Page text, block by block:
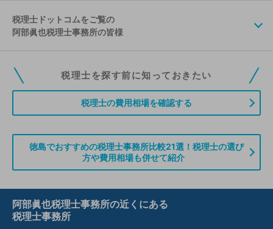
税理士ドットコムをご覧の
阿部眞也税理士事務所の皆様
税理士ドットコムの無料会員にご登録いただくと、貴事務所の情報を編集し
ていただくことができます。また、税理士をお探しの方との接点をご提供す
無料登録のご案内はこちら
税理士を探す前に知っておきたい
税理士の費用相場を確認する
徳島でおすすめの税理士事務所比較21選！税理士の選び
方や費用相場も併せて紹介
阿部眞也税理士事務所の近くにある
税理士事務所